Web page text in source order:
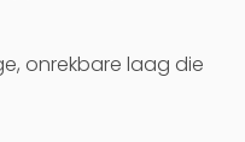
onrekbare laag die